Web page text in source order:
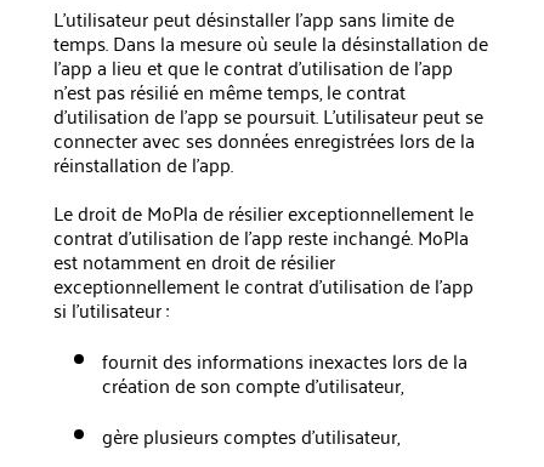
L'utilisateur peut désinstaller l'app sans limite de
temps. Dans la mesure où seule la désinstallation de
l'app a lieu et que le contrat d'utilisation de l'app
n'est pas résilié en même temps, le contrat
d'utilisation de l'app se poursuit. L'utilisateur peut se
connecter avec ses données enregistrées lors de la
réinstallation de l'app.
Le droit de MoPla de résilier exceptionnellement le
contrat d'utilisation de l'app reste inchangé. MoPla
est notamment en droit de résilier
exceptionnellement le contrat d'utilisation de l'app
si l'utilisateur :
fournit des informations inexactes lors de la
création de son compte d'utilisateur,
gère plusieurs comptes d'utilisateur,